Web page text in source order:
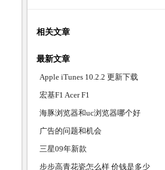
相关文章
最新文章
Apple iTunes 10.2.2 更新下载
宏基F1 Acer F1
海豚浏览器和uc浏览器哪个好
广告的问题和机会
三星09年新款
步步高青花瓷怎么样 价钱是多少